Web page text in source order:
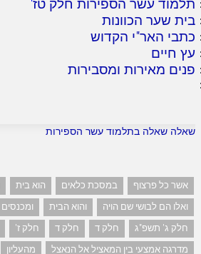
בית שער הכוונות
כתבי האר"י הקדוש
עץ חיים
פנים מאירות ומסבירות
שאלה שאלה בתלמוד עשר הספירות
אשר כל פרצוף במסכת כלאים הוא בית
ואלו הם לבושי שם הויה
והוא הבית ומכנסים
חלק ג' תשפ"ג
חלק ד חלק ד חלק ז'
מדרגה אמצעי בין המאציל אל הנאצל
מהעליון